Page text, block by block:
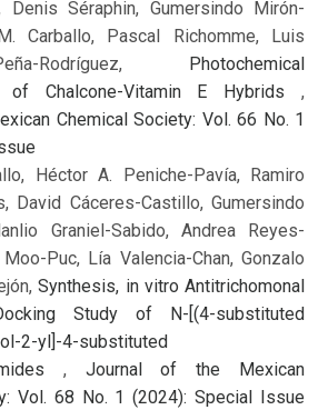
Denis Séraphin, Gumersindo Mirón-
Carballo, Pascal Richomme, Luis
Rodríguez,
Photochemical
of Chalcone-Vitamin E Hybrids ,
Chemical Society: Vol. 66 No. 1
Héctor A. Peniche-Pavía, Ramiro
David Cáceres-Castillo, Gumersindo
Graniel-Sabido, Andrea Reyes-
Puc, Lía Valencia-Chan, Gonzalo
Synthesis, in vitro Antitrichomonal
Study of N-[(4-substituted
2-yl]-4-substituted
, Journal of the Mexican
Vol. 68 No. 1 (2024): Special Issue